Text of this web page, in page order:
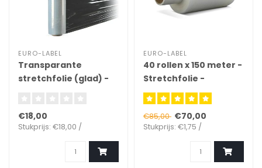
EURO-LABEL
Transparante
stretchfolie (glad) -
€18,00
Stukprijs: €18,00 /
EURO-LABEL
40 rollen x 150 meter -
Stretchfolie -
transparant (Ø38 mm
- 140mm x 20µ)
€85,00 €70,00
Stukprijs: €1,75 /